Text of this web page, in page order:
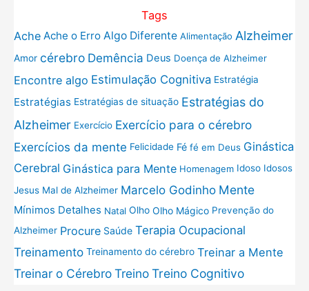
Tags
Ache Ache o Erro Algo Diferente Alimentação Alzheimer
Amor cérebro Demência Deus Doença de Alzheimer
Encontre algo Estimulação Cognitiva Estratégia
Estratégias Estratégias de situação Estratégias do
Alzheimer Exercício Exercício para o cérebro
Exercícios da mente Felicidade Fé fé em Deus Ginástica
Cerebral Ginástica para Mente Homenagem Idoso Idosos
Jesus Mal de Alzheimer Marcelo Godinho Mente
Mínimos Detalhes Natal Olho Olho Mágico Prevenção do
Alzheimer Procure Saúde Terapia Ocupacional
Treinamento Treinamento do cérebro Treinar a Mente
Treinar o CérebroTreinoTreino Cognitivo